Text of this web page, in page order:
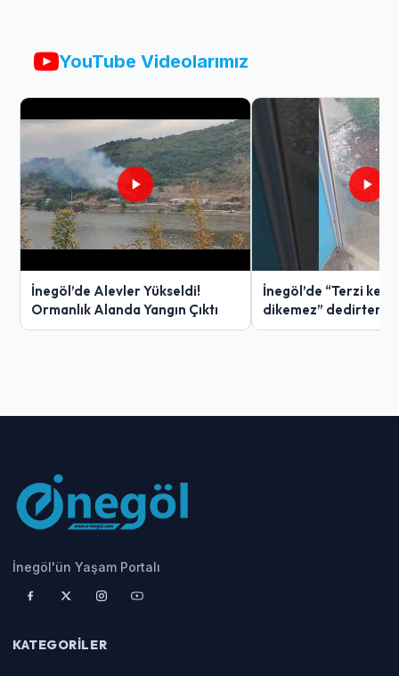
YouTube Videolarımız
İnegöl’de Alevler Yükseldi!
Ormanlık Alanda Yangın Çıktı
İnegöl’de “Terzi
dikemez” dedirten
İnegöl'ün Yaşam Portalı
KATEGORILER